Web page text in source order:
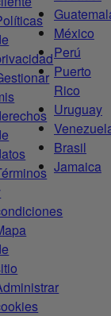
México
Perú
Puerto
Rico
Uruguay
Brasil
Jamaica